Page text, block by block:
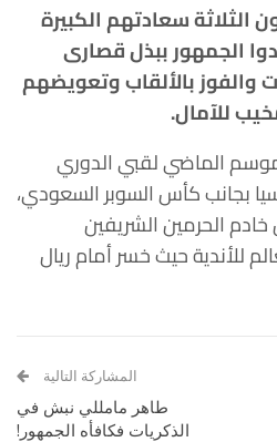
سعادتهم الكبيرة
الجمهور ببذل قصارى
والفوز بالألقاب وتعويضهم
للآمال.
الماضي لقبي الدوري
بجانب كأس السوبر السعودي،
الحرمين الشريفين
للأندية حيث خسر أمام ريال
المشاركة التالية
طاهر مامللي نبش في
الذكريات فكافأه الجمهور!